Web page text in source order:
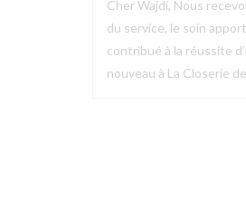
Cher Wajdi, Nous
du service, le soin
contribué à la réussite
nouveau à La Closerie